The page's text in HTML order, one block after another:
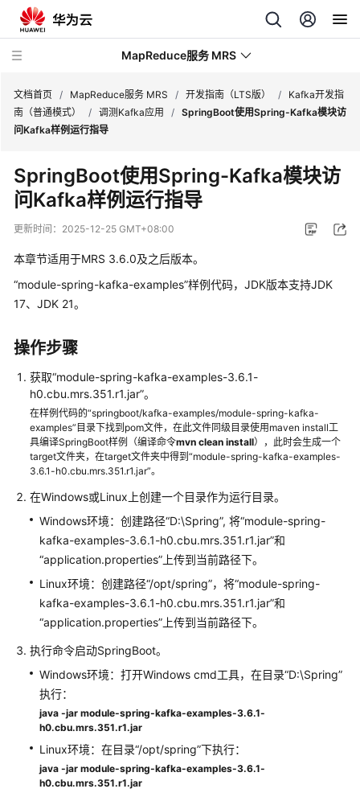
MapReduce服务 MRS
动
态
服
务
告
品
绍
计
费
说
明
快
速
门
南
操
南
（LTS
文档首页 / MapReduce服务 MRS / 开发指南（LTS版） /
Kafka开发指
南（普通模式）
/ 调测Kafka应用 / SpringBoot使用Spring-Kafka模块访
问Kafka样例运行指导
SpringBoot使用Spring-Kafka模块访
问Kafka样例运行指导
更新时间： 2025-12-25 GMT+08:00
本章节适用于MRS 3.6.0及之后版本。
“module-spring-kafka-examples”样例代码，JDK版本支持JDK
17、JDK 21。
操作步骤
获取“module-spring-kafka-examples-3.6.1-
h0.cbu.mrs.351.r1.jar”。
在样例代码的“springboot/kafka-examples/module-spring-kafka-
examples”目录下找到pom文件，在此文件同级目录使用maven install工
具编译SpringBoot样例（编译命令mvn clean install），此时会生成一个
target文件夹，在target文件夹中得到“module-spring-kafka-examples-
3.6.1-h0.cbu.mrs.351.r1.jar”。
在Windows或Linux上创建一个目录作为运行目录。
Windows环境：创建路径“D:\Spring”, 将“module-spring-
kafka-examples-3.6.1-h0.cbu.mrs.351.r1.jar”和
“application.properties”上传到当前路径下。
Linux环境：创建路径“/opt/spring”，将“module-spring-
kafka-examples-3.6.1-h0.cbu.mrs.351.r1.jar”和
“application.properties”上传到当前路径下。
执行命令启动SpringBoot。
Windows环境：打开Windows cmd工具，在目录“D:\Spring”
执行：
java -jar module-spring-kafka-examples-3.6.1-
h0.cbu.mrs.351.r1.jar
Linux环境：在目录“/opt/spring”下执行：
java -jar module-spring-kafka-examples-3.6.1-
h0.cbu.mrs.351.r1.jar